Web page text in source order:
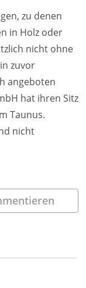
zu denen
in Holz oder
nicht ohne
zuvor
angeboten
hat ihren Sitz
Taunus.
nicht